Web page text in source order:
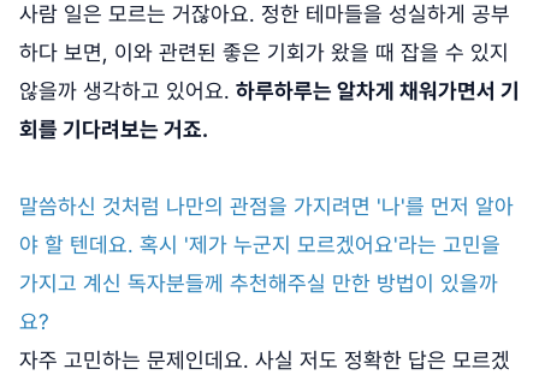
사람 일은 모르는 거잖아요. 정한 테마들을 성실하게 공부
하다 보면, 이와 관련된 좋은 기회가 왔을 때 잡을 수 있지
않을까 생각하고 있어요. 하루하루는 알차게 채워가면서 기
회를 기다려보는 거죠.
말씀하신 것처럼 나만의 관점을 가지려면 '나'를 먼저 알아
야 할 텐데요. 혹시 '제가 누군지 모르겠어요'라는 고민을
가지고 계신 독자분들께 추천해주실 만한 방법이 있을까
요?
자주 고민하는 문제인데요. 사실 저도 정확한 답은 모르겠